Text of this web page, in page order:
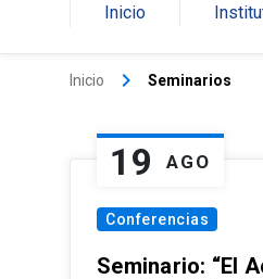
Inicio
Inicio keyboard_arrow_right Seminarios
19 AGO
Conferencias
Seminario: “El